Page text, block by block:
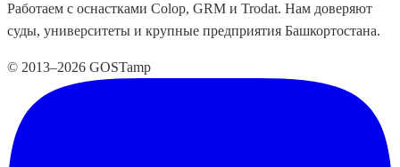
Работаем с оснастками Colop, GRM и Trodat. Нам доверяют
суды, университеты и крупные предприятия Башкортостана.
© 2013–2026 GOSTamp